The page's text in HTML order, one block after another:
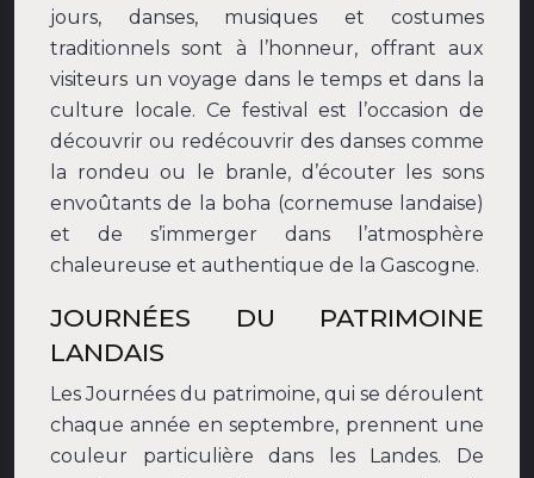
jours, danses, musiques et costumes
traditionnels sont à l’honneur, offrant aux
visiteurs un voyage dans le temps et dans la
culture locale. Ce festival est l’occasion de
découvrir ou redécouvrir des danses comme
la rondeu ou le branle, d’écouter les sons
envoûtants de la boha (cornemuse landaise)
et de s’immerger dans l’atmosphère
chaleureuse et authentique de la Gascogne.
JOURNÉES DU PATRIMOINE
LANDAIS
Les Journées du patrimoine, qui se déroulent
chaque année en septembre, prennent une
couleur particulière dans les Landes. De